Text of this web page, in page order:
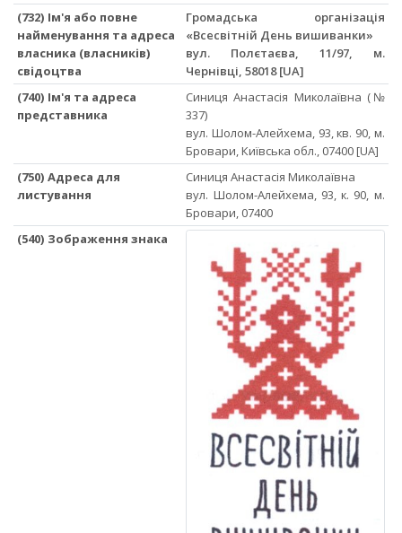
(732) Ім'я або повне
найменування та адреса
власника (власників)
свідоцтва
Громадська організація
«Всесвітній День вишиванки»
вул. Полєтаєва, 11/97, м.
Чернівці, 58018 [UA]
(740) Ім'я та адреса
представника
Синиця Анастасія Миколаївна (№
337)
вул. Шолом-Алейхема, 93, кв. 90, м.
Бровари, Київська обл., 07400 [UA]
(750) Адреса для
листування
Синиця Анастасія Миколаївна
вул. Шолом-Алейхема, 93, к. 90, м.
Бровари, 07400
(540) Зображення знака